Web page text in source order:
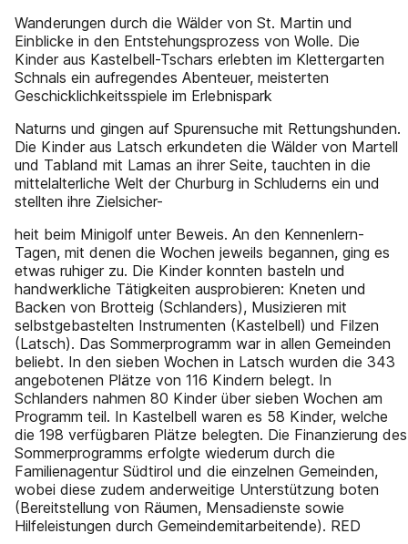
Wanderungen durch die Wälder von St. Martin und
Einblicke in den Entstehungsprozess von Wolle. Die
Kinder aus Kastelbell-Tschars erlebten im Klettergarten
Schnals ein aufregendes Abenteuer, meisterten
Geschicklichkeitsspiele im Erlebnispark
Naturns und gingen auf Spurensuche mit Rettungshunden.
Die Kinder aus Latsch erkundeten die Wälder von Martell
und Tabland mit Lamas an ihrer Seite, tauchten in die
mittelalterliche Welt der Churburg in Schluderns ein und
stellten ihre Zielsicher-
heit beim Minigolf unter Beweis. An den Kennenlern-
Tagen, mit denen die Wochen jeweils begannen, ging es
etwas ruhiger zu. Die Kinder konnten basteln und
handwerkliche Tätigkeiten ausprobieren: Kneten und
Backen von Brotteig (Schlanders), Musizieren mit
selbstgebastelten Instrumenten (Kastelbell) und Filzen
(Latsch). Das Sommerprogramm war in allen Gemeinden
beliebt. In den sieben Wochen in Latsch wurden die 343
angebotenen Plätze von 116 Kindern belegt. In
Schlanders nahmen 80 Kinder über sieben Wochen am
Programm teil. In Kastelbell waren es 58 Kinder, welche
die 198 verfügbaren Plätze belegten. Die Finanzierung des
Sommerprogramms erfolgte wiederum durch die
Familienagentur Südtirol und die einzelnen Gemeinden,
wobei diese zudem anderweitige Unterstützung boten
(Bereitstellung von Räumen, Mensadienste sowie
Hilfeleistungen durch Gemeindemitarbeitende). RED